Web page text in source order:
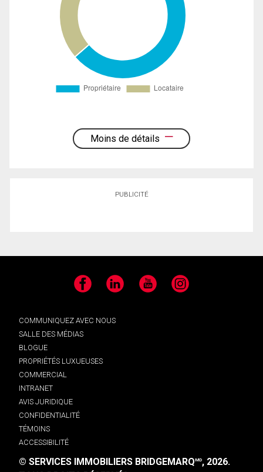
Moins de détails
PUBLICITÉ
Facebook LinkedIn YouTube Instagram
COMMUNIQUEZ AVEC NOUS
SALLE DES MÉDIAS
BLOGUE
PROPRIÉTÉS LUXUEUSES
COMMERCIAL
INTRANET
AVIS JURIDIQUE
CONFIDENTIALITÉ
TÉMOINS
ACCESSIBILITÉ
© SERVICES IMMOBILIERS BRIDGEMARQMD, 2026.